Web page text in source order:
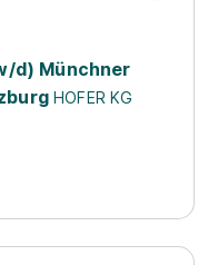
d) Münchner
HOFER KG